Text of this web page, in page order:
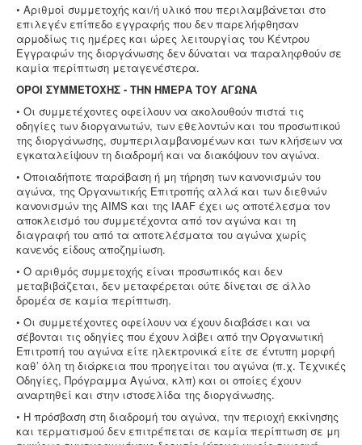
• Αριθμοί συμμετοχής και/ή υλικό που περιλαμβάνεται στο
επιλεγέν επίπεδο εγγραφής που δεν παρελήφθησαν
αρμοδίως τις ημέρες και ώρες λειτουργίας του Κέντρου
Εγγραφών της διοργάνωσης δεν δύναται να παραληφθούν σε
καμία περίπτωση μεταγενέστερα.
ΟΡΟΙ ΣΥΜΜΕΤΟΧΗΣ - ΤΗΝ ΗΜΕΡΑ ΤΟΥ ΑΓΩΝΑ
• Οι συμμετέχοντες οφείλουν να ακολουθούν πιστά τις
οδηγίες των διοργανωτών, των εθελοντών και του προσωπικού
της διοργάνωσης, συμπεριλαμβανομένων και των κλήσεων να
εγκαταλείψουν τη διαδρομή και να διακόψουν τον αγώνα.
• Οποιαδήποτε παράβαση ή μη τήρηση των κανονισμών του
αγώνα, της Οργανωτικής Επιτροπής αλλά και των διεθνών
κανονισμών της AIMS και της IAAF έχει ως αποτέλεσμα τον
αποκλεισμό του συμμετέχοντα από τον αγώνα και τη
διαγραφή του από τα αποτελέσματα του αγώνα χωρίς
κανενός είδους αποζημίωση.
• Ο αριθμός συμμετοχής είναι προσωπικός και δεν
μεταβιβάζεται, δεν μεταφέρεται ούτε δίνεται σε άλλο
δρομέα σε καμία περίπτωση.
• Οι συμμετέχοντες οφείλουν να έχουν διαβάσει και να
σέβονται τις οδηγίες που έχουν λάβει από την Οργανωτική
Επιτροπή του αγώνα είτε ηλεκτρονικά είτε σε έντυπη μορφή
καθ’ όλη τη διάρκεια που προηγείται του αγώνα (π.χ. Τεχνικές
Οδηγίες, Πρόγραμμα Αγώνα, κλπ) και οι οποίες έχουν
αναρτηθεί και στην ιστοσελίδα της διοργάνωσης.
• Η πρόσβαση στη διαδρομή του αγώνα, την περιοχή εκκίνησης
και τερματισμού δεν επιτρέπεται σε καμία περίπτωση σε μη